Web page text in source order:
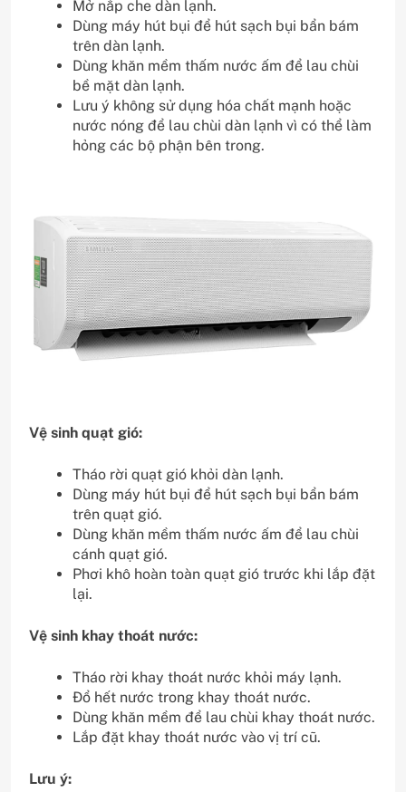
Mở nắp che dàn lạnh.
Dùng máy hút bụi để hút sạch bụi bẩn bám
trên dàn lạnh.
Dùng khăn mềm thấm nước ấm để lau chùi
bề mặt dàn lạnh.
Lưu ý không sử dụng hóa chất mạnh hoặc
nước nóng để lau chùi dàn lạnh vì có thể làm
hỏng các bộ phận bên trong.
Vệ sinh quạt gió:
Tháo rời quạt gió khỏi dàn lạnh.
Dùng máy hút bụi để hút sạch bụi bẩn bám
trên quạt gió.
Dùng khăn mềm thấm nước ấm để lau chùi
cánh quạt gió.
Phơi khô hoàn toàn quạt gió trước khi lắp đặt
lại.
Vệ sinh khay thoát nước:
Tháo rời khay thoát nước khỏi máy lạnh.
Đổ hết nước trong khay thoát nước.
Dùng khăn mềm để lau chùi khay thoát nước.
Lắp đặt khay thoát nước vào vị trí cũ.
Lưu ý: